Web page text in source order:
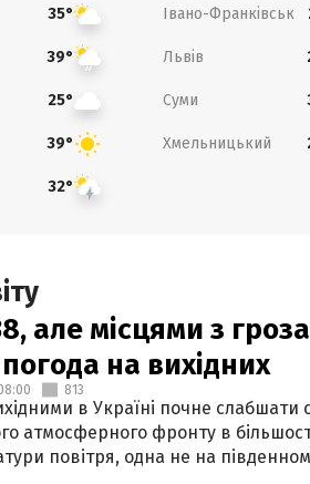
35° Івано-Франківськ
39° Львів
25° Суми
39° Хмельницький
32°
але місцями з
на вихідних
813
в Україні почне
атмосферного фронту в
повітря, одна не на